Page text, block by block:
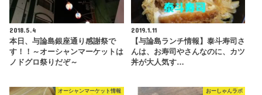
2018.5.4
本日、与論島銀座通り感謝祭で
す！！～オーシャンマーケットは
ノドグロ祭りだぞ～
2019.1.11
【与論島ランチ情報】泰斗寿司さ
んは、お寿司やさんなのに、カツ
丼が大人気す…
オーシャンマーケット情報 おーしゃんラボ